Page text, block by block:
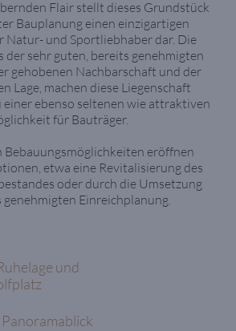
Flair stellt dieses Grundstück
Bauplanung einen einzigartigen
Natur- und Sportliebhaber dar. Die
der sehr guten, bereits genehmigten
gehobenen Nachbarschaft und der
Lage, machen diese Liegenschaft
einer ebenso seltenen wie attraktiven
für Bauträger.
Bebauungsmöglichkeiten eröffnen
etwa eine Revitalisierung des
oder durch die Umsetzung
genehmigten Einreichplanung.
und